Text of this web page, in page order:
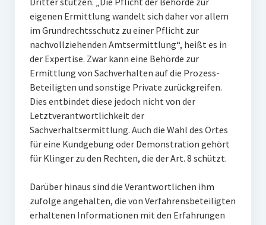
eigenen Ermittlung wandelt sich daher vor allem
im Grundrechtsschutz zu einer Pflicht zur
nachvollziehenden Amtsermittlung“, heißt es in
der Expertise. Zwar kann eine Behörde zur
Ermittlung von Sachverhalten auf die Prozess-
Beteiligten und sonstige Private zurückgreifen.
Dies entbindet diese jedoch nicht von der
Letztverantwortlichkeit der
Sachverhaltsermittlung. Auch die Wahl des Ortes
für eine Kundgebung oder Demonstration gehört
für Klinger zu den Rechten, die der Art. 8 schützt.
Darüber hinaus sind die Verantwortlichen ihm
zufolge angehalten, die von Verfahrensbeteiligten
erhaltenen Informationen mit den Erfahrungen